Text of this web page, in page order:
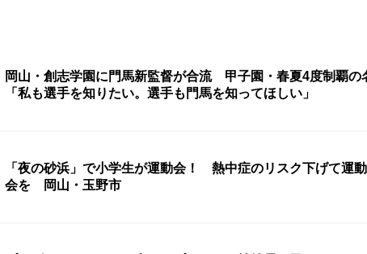
岡山・創志学園に門馬新監督が合流 甲子園・春夏4度制覇の
「私も選手を知りたい。選手も門馬を知ってほしい」
「夜の砂浜」で小学生が運動会！ 熱中症のリスク下げて運
会を 岡山・玉野市